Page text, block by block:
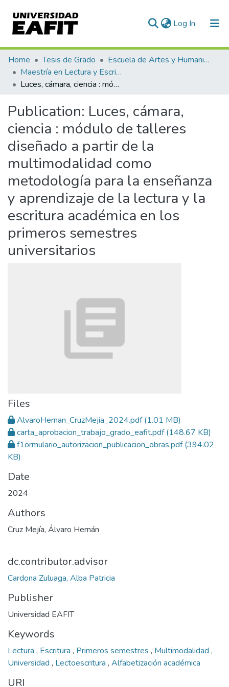
Log In (current)
Communities & Collections
All of DSpace
Home Tesis de Grado
Escuela de Artes y Humanidades
Maestría en Lectura y Escritura (tesis)
Luces, cámara, ciencia : módulo de talleres diseñado a partir de la multimodalidad como metodología para la enseñanza y aprendizaje de la lectura y la escritura académica en los primeros semestres universitarios
Publication: Luces, cámara,
ciencia : módulo de talleres
diseñado a partir de la
multimodalidad como
metodología para la enseñanza
y aprendizaje de la lectura y la
escritura académica en los
primeros semestres
universitarios
Files
AlvaroHernan_CruzMejia_2024.pdf(1.01 MB)
carta_aprobacion_trabajo_grado_eafit.pdf(148.67 KB)
f1ormulario_autorizacion_publicacion_obras.pdf(394.02
KB)
Date
2024
Authors
Cruz Mejía, Álvaro Hernán
dc.contributor.advisor
Cardona Zuluaga, Alba Patricia
Publisher
Universidad EAFIT
Keywords
Lectura , Escritura , Primeros semestres , Multimodalidad ,
Universidad , Lectoescritura , Alfabetización académica
URI